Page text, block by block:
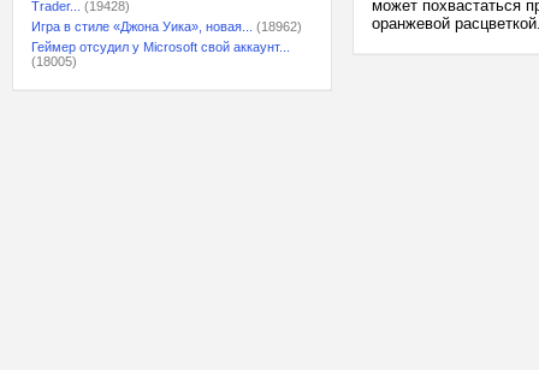
Trader...
(19428)
Игра в стиле «Джона Уика», новая...
(18962)
Геймер отсудил у Microsoft свой аккаунт...
(18005)
может похвастаться
оранжевой